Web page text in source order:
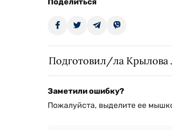
Подготовил/ла Крылова
Заметили ошибку?
Пожалуйста, выделите ее